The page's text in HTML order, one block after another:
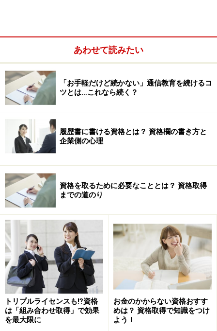
「ペーパー資格・資格マニア」になってしまうの
は？
「宝の持ち腐れ資格」になってしまうのは？
「ペーパー資格・資格マニア」になってし
まうのは？
「ペーパー資格」は「資格を取ること」が目的になるケ
資格の中には、「ペーパー資格」とも呼ぶべき、単に免
状がもらえるだけのものもあります。
資格をとっただけで満足していませんか？
私のかつてのクライアントに、「資格マニア」「資格オ
タク」とでも呼ぶべき方がいました。その方は、確かに
あわせて読みたい
「お手軽だけど続かない」通信教育を続けるコ
ツとは…これなら続く？
履歴書に書ける資格とは？ 資格欄の書き方と
企業側の心理
資格を取るために必要なこととは？ 資格取得
までの道のり
トリプルライセンスも⁉資格
は「組み合わせ取得」で効果
を最大限に
お金のかからない資格おすす
めは？ 資格取得で知識をつけ
よう！